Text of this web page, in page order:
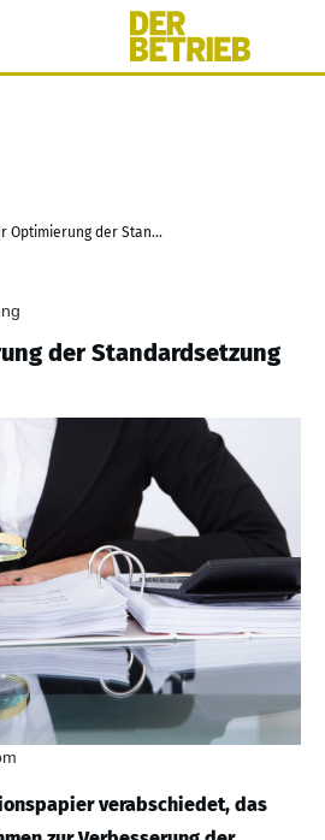
IFAC zur Optimierung der Standardsetzung
der Standardsetzung
verabschiedet, das